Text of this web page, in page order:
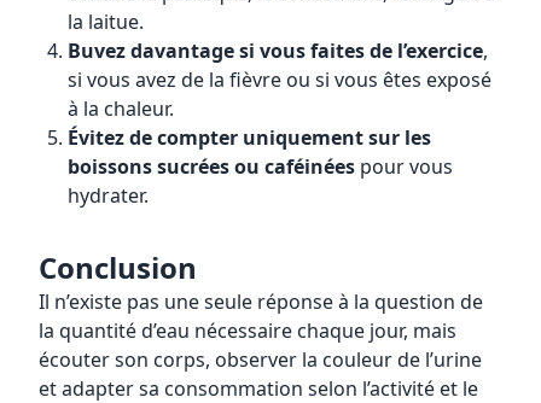
la laitue.
Buvez davantage si vous faites de l’exercice,
si vous avez de la fièvre ou si vous êtes exposé
à la chaleur.
Évitez de compter uniquement sur les
boissons sucrées ou caféinées pour vous
hydrater.
Conclusion
Il n’existe pas une seule réponse à la question de
la quantité d’eau nécessaire chaque jour, mais
écouter son corps, observer la couleur de l’urine
et adapter sa consommation selon l’activité et le